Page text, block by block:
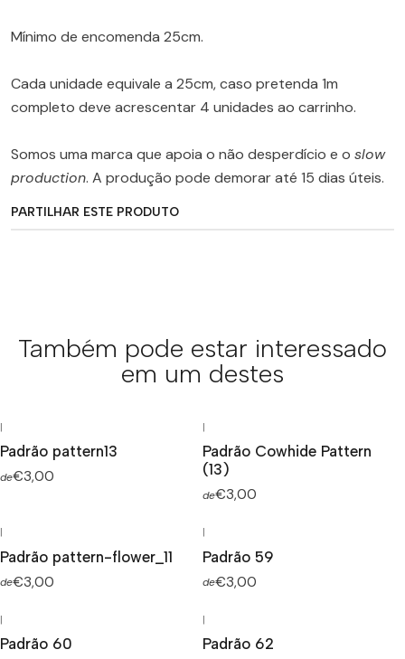
Mínimo de encomenda 25cm.
Cada unidade equivale a 25cm, caso pretenda 1m
completo deve acrescentar 4 unidades ao carrinho.
Somos uma marca que apoia o não desperdício e o slow
production. A produção pode demorar até 15 dias úteis.
PARTILHAR ESTE PRODUTO
Também pode estar interessado
em um destes
|
Padrão pattern13
de€3,00
|
Padrão Cowhide Pattern
(13)
de€3,00
|
Padrão pattern-flower_11
de€3,00
|
Padrão 59
de€3,00
|
Padrão 60
|
Padrão 62